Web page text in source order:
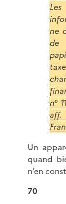
ne
de
n°
Un
quand
n’en
70